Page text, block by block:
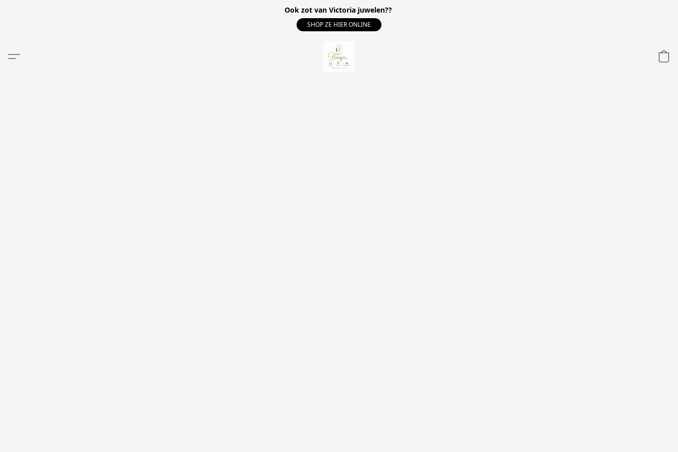
Ook zot van Victoria juwelen??
SHOP ZE HIER ONLINE